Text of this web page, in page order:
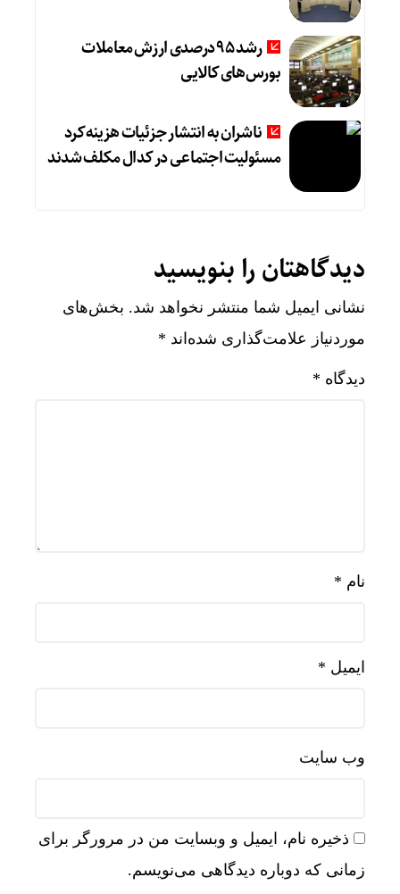
رشد 95 درصدی ارزش معاملات
بورس‌های کالایی
ناشران به انتشار جزئیات هزینه‌کرد
مسئولیت اجتماعی در کدال مکلف شدند
دیدگاهتان را بنویسید
نشانی ایمیل شما منتشر نخواهد شد. بخش‌های
موردنیاز علامت‌گذاری شده‌اند *
دیدگاه *
نام *
ایمیل *
وب‌ سایت
ذخیره نام، ایمیل و وبسایت من در مرورگر برای
زمانی که دوباره دیدگاهی می‌نویسم.